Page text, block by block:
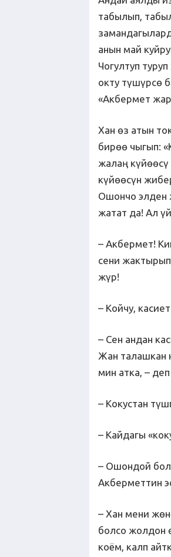
табылып,
анын май
Чогултуп
окту түшүрсө
«Акбермет
Хан өз атын
бирөө чыгып:
жалаң
күйөөсүн
Ошончо элден
жатат да! Ал
– Акбермет!
сени
жүр!
– Койчу,
– Сен андан
Жан талашкан
мин атка, –
– Кокустан
– Кайдагы
– Ошондой
Акберметтин
– Хан мени
болсо жолдон
коём, калп